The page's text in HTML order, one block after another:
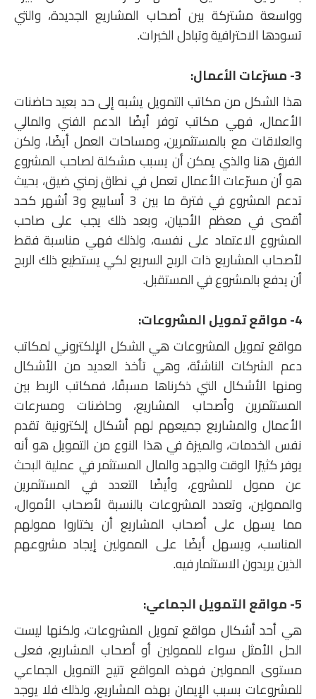
وواسعة مشتركة بين أصحاب المشاريع الجديدة، والتي
تسودها الاحترافية وتبادل الخبرات.
3- مسرّعات الأعمال:
هذا الشكل من مكاتب التمويل يشبه إلى حد بعيد حاضنات
الأعمال، فهي مكاتب توفر أيضًا الدعم الفني والمالي
والعلاقات مع بالمستثمرين، ومساحات العمل أيضًا، ولكن
الفرق هنا والذي يمكن أن يسبب مشكلة لصاحب المشروع
هو أن مسرّعات الأعمال تعمل في نطاق زمني ضيق، بحيث
تدعم المشروع في فترة ما بين 3 أسابيع و3 أشهر كحد
أقصى في معظم الأحيان، وبعد ذلك يجب على صاحب
المشروع الاعتماد على نفسه، ولذلك فهي مناسبة فقط
لأصحاب المشاريع ذات الربح السريع لكي يستطيع ذلك الربح
أن يدفع بالمشروع في المستقبل.
4- مواقع تمويل المشروعات:
مواقع تمويل المشروعات هي الشكل الإلكتروني لمكاتب
دعم الشركات الناشئة، وهي تأخذ العديد من الأشكال
ومنها الأشكال التي ذكرناها مسبقًا، فمكاتب الربط بين
المستثمرين وأصحاب المشاريع، وحاضنات ومسرعات
الأعمال والمشاريع جميعهم لهم أشكال إلكترونية تقدم
نفس الخدمات، والميزة في هذا النوع من التمويل هو أنه
يوفر كثيرًا الوقت والجهد والمال المستثمر في عملية البحث
عن ممول للمشروع، وأيضًا التعدد في المستثمرين
والممولين، وتعدد المشروعات بالنسبة لأصحاب الأموال،
مما يسهل على أصحاب المشاريع أن يختاروا ممولهم
المناسب، ويسهل أيضًا على الممولين إيجاد مشروعهم
الذين يريدون الاستثمار فيه.
5- مواقع التمويل الجماعي:
هي أحد أشكال مواقع تمويل المشروعات، ولكنها ليست
الحل الأمثل سواء للممولين أو أصحاب المشاريع، فعلى
مستوى الممولين فهذه المواقع تتيح التمويل الجماعي
للمشروعات بسبب الإيمان بهذه المشاريع، ولذلك فلا يوجد